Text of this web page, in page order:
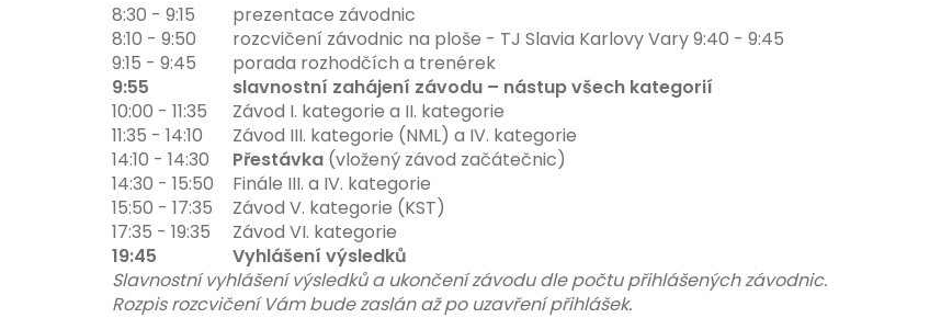
8:30 - 9:15
prezentace závodnic
8:10 - 9:50
rozcvičení závodnic na ploše - TJ Slavia Karlovy Vary 9:40 - 9:45
9:15 - 9:45
porada rozhodčích a trenérek
9:55
slavnostní zahájení závodu – nástup všech kategorií
10:00 - 11:35
Závod I. kategorie a II. kategorie
11:35 - 14:10
Závod III. kategorie (NML) a IV. kategorie
14:10 - 14:30
Přestávka (vložený závod začátečnic)
14:30 - 15:50 Finále III. a IV. kategorie
15:50 - 17:35
Závod V. kategorie (KST)
17:35 - 19:35
Závod VI. kategorie
19:45
Vyhlášení výsledků
Slavnostní vyhlášení výsledků a ukončení závodu dle počtu přihlášených závodnic.
Rozpis rozcvičení Vám bude zaslán až po uzavření přihlášek.